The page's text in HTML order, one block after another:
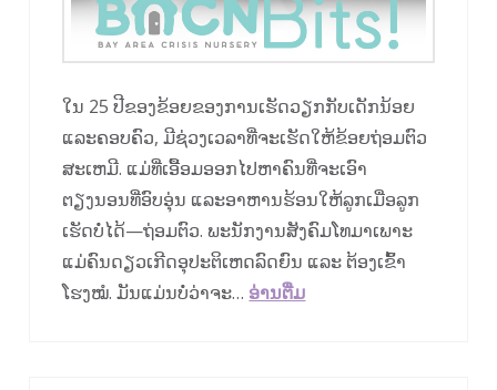
ໃນ 25 ປີຂອງຂ້ອຍຂອງການເຮັດວຽກກັບເດັກນ້ອຍ
ແລະຄອບຄົວ, ມີຊ່ວງເວລາທີ່ຈະເຮັດໃຫ້ຂ້ອຍຖ່ອມຕົວ
ສະເຫມີ. ແມ່ທີ່ເອື້ອມອອກໄປຫາຄົນທີ່ຈະເອົາ
ຕຽງນອນທີ່ອົບອຸ່ນ ແລະອາຫານຮ້ອນໃຫ້ລູກເມື່ອລູກ
ເຮັດບໍ່ໄດ້—ຖ່ອມຕົວ. ພະນັກງານສັງຄົມໂທມາເພາະ
ແມ່ຄົນດຽວເກີດອຸປະຕິເຫດລົດຍົນ ແລະ ຕ້ອງເຂົ້າ
ໂຮງໝໍ. ມັນ​ແມ່ນ​ບໍ່​ວ່າ​ຈະ… ອ່ານ​ຕື່ມ